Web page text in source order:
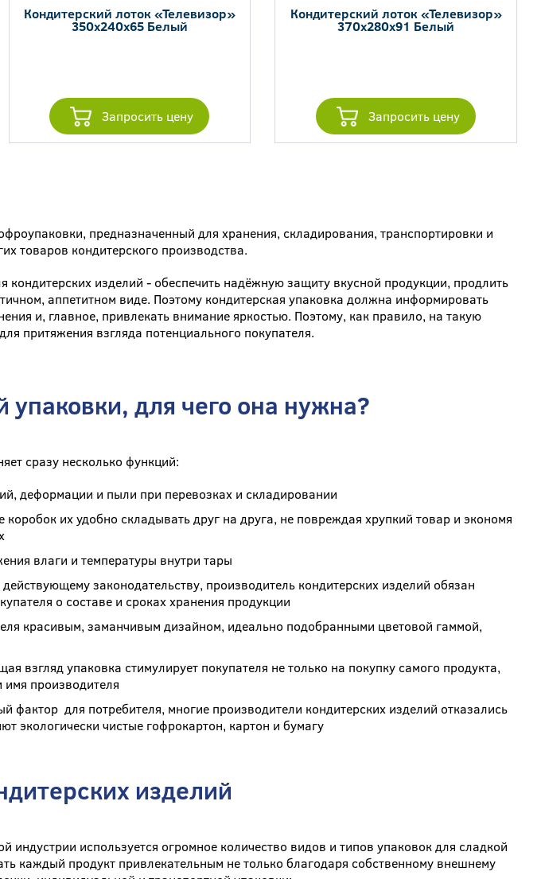
Кондитерский лоток «Телевизор»
350x240x65 Белый
Запросить цену
Кондитерский лоток «Телевизор»
370x280x91 Белый
Запросить цену
предназначенный для хранения, складирования, транспортировки и
товаров кондитерского производства.
кондитерских изделий - обеспечить надёжную защиту вкусной продукции, продлить
аппетитном виде. Поэтому кондитерская упаковка должна информировать
и, главное, привлекать внимание яркостью. Поэтому, как правило, на такую
притяжения взгляда потенциального покупателя.
упаковки, для чего она нужна?
сразу несколько функций:
деформации и пыли при перевозках и складировании
их удобно складывать друг на друга, не повреждая хрупкий товар и экономя
влаги и температуры внутри тары
законодательству, производитель кондитерских изделий обязан
о составе и сроках хранения продукции
красивым, заманчивым дизайном, идеально подобранными цветовой гаммой,
взгляд упаковка стимулирует покупателя не только на покупку самого продукта,
имя производителя
фактор для потребителя, многие производители кондитерских изделий отказались
экологически чистые гофрокартон, картон и бумагу
изделий
индустрии используется огромное количество видов и типов упаковок для сладкой
каждый продукт привлекательным не только благодаря собственному внешнему